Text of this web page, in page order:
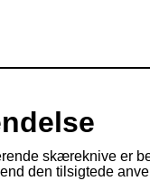
skæreknive er
den tilsigtede